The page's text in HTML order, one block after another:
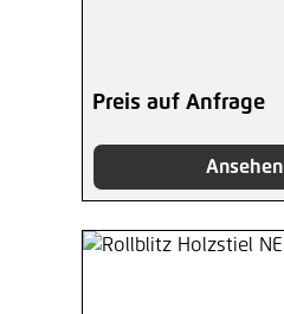
Preis auf Anfrage
Ansehen